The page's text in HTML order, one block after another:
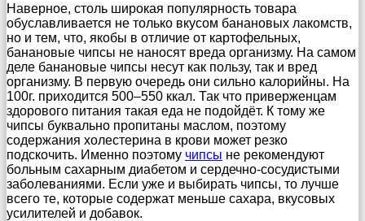
Наверное, столь широкая популярность товара
обуславливается не только вкусом банановых лакомств,
но и тем, что, якобы в отличие от картофельных,
банановые чипсы не наносят вреда организму. На самом
деле банановые чипсы несут как пользу, так и вред
организму. В первую очередь они сильно калорийны. На
100г. приходится 500–550 ккал. Так что приверженцам
здорового питания такая еда не подойдёт. К тому же
чипсы буквально пропитаны маслом, поэтому
содержания холестерина в крови может резко
подскочить. Именно поэтому чипсы не рекомендуют
больным сахарным диабетом и сердечно-сосудистыми
заболеваниями. Если уже и выбирать чипсы, то лучше
всего те, которые содержат меньше сахара, вкусовых
усилителей и добавок.